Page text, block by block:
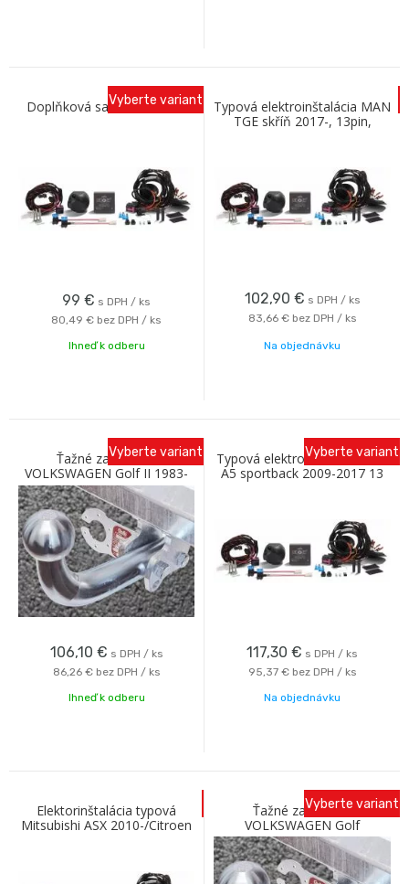
Doplňková sada MB081ZZ
99 € s DPH / ks
80,49 € bez DPH / ks
Vyberte variant
Ihneď k odberu
Typová elektroinštalácia MAN
TGE skříň 2017-, 13pin,
102,90 € s DPH / ks
83,66 € bez DPH / ks
Na objednávku
Ťažné zariadenie
VOLKSWAGEN Golf II 1983-
1989 so skrutkovým
odnímaním A Galia
106,10 € s DPH / ks
86,26 € bez DPH / ks
Vyberte variant
Ihneď k odberu
Typová elektroinštalácia Audi
A5 sportback 2009-2017 13
117,30 € s DPH / ks
95,37 € bez DPH / ks
Vyberte variant
Na objednávku
Elektorinštalácia typová
Mitsubishi ASX 2010-/Citroen
Ťažné zariadenie
VOLKSWAGEN Golf
Sportsvan hatchback 2018-
so skrutkovým odníma. A
Galia
Vyberte variant